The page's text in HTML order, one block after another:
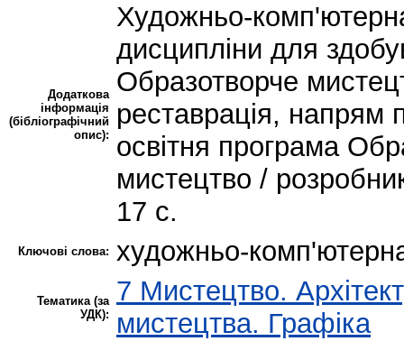
Додаткова
інформація
(бібліографічний
опис):
Художньо-
дисципліни для
Образотворче
реставрація, напрям
освітня програма
мистецтво /
17 с.
Ключові слова: художньо-
Тематика (за
УДК):
7 Мистецтво.
мистецтва. Графіка